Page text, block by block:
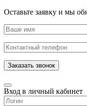
Оставьте заявку и мы
Заказать звонок
Вход в личный кабинет